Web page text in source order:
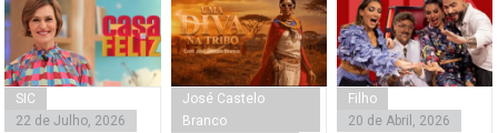
SIC
22 de Julho, 2026
José Castelo
Branco
Filho
20 de Abril, 2026